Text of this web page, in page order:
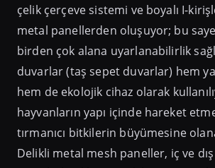
çelik çerçeve sistemi ve boyalı I-
metal panellerden oluşuyor; bu
birden çok alana uyarlanabilirlik
duvarlar (taş sepet duvarlar) hem
hem de ekolojik cihaz olarak
hayvanların yapı içinde hareket
tırmanıcı bitkilerin büyümesine
Delikli metal mesh paneller, iç ve